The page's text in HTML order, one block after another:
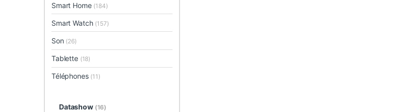
Smart Home (184)
Smart Watch (157)
Son (26)
Tablette (18)
Téléphones (11)
Datashow (16)